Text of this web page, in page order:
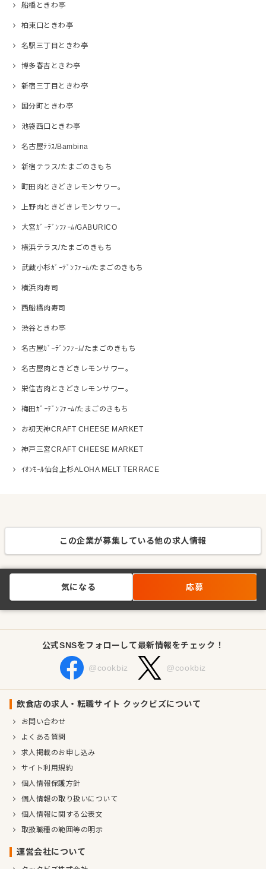
船橋ときわ亭
柏東口ときわ亭
名駅三丁目ときわ亭
博多春吉ときわ亭
新宿三丁目ときわ亭
国分町ときわ亭
池袋西口ときわ亭
名古屋ﾃﾗｽ/Bambina
新宿テラス/たまごのきもち
町田肉ときどきレモンサワー。
上野肉ときどきレモンサワー。
大宮ｶﾞｰﾃﾞﾝﾌｧｰﾑ/GABURICO
横浜テラス/たまごのきもち
武蔵小杉ｶﾞｰﾃﾞﾝﾌｧｰﾑ/たまごのきもち
横浜肉寿司
西船橋肉寿司
渋谷ときわ亭
名古屋ｶﾞｰﾃﾞﾝﾌｧｰﾑ/たまごのきもち
名古屋肉ときどきレモンサワー。
栄住吉肉ときどきレモンサワー。
梅田ｶﾞｰﾃﾞﾝﾌｧｰﾑ/たまごのきもち
お初天神CRAFT CHEESE MARKET
神戸三宮CRAFT CHEESE MARKET
ｲｵﾝﾓｰﾙ仙台上杉ALOHA MELT TERRACE
この企業が募集している他の求人情報
気になる 応募
公式SNSをフォローして最新情報をチェック！
@cookbiz @cookbiz
飲食店の求人・転職サイト クックビズについて
お問い合わせ
よくある質問
求人掲載のお申し込み
サイト利用規約
個人情報保護方針
個人情報の取り扱いについて
個人情報に関する公表文
取扱職種の範囲等の明示
運営会社について